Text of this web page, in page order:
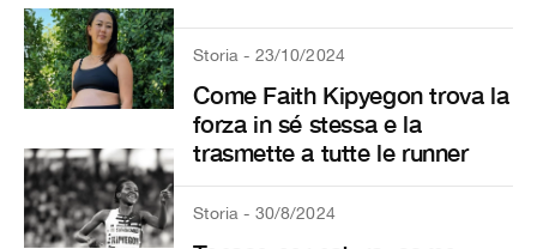
Storia - 23/10/2024
Come Faith Kipyegon trova la
forza in sé stessa e la
trasmette a tutte le runner
Storia - 30/8/2024